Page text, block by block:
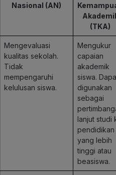
Nasional (AN)
(TKA)
Mengevaluasi
kualitas sekolah.
Tidak
mempengaruhi
kelulusan siswa.
Mengukur
capaian
akademik
siswa.
digunakan
sebagai
lanjut studi
pendidikan
yang lebih
tinggi atau
beasiswa.